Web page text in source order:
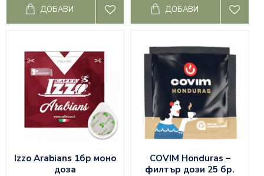
ДОБАВИ ДОБАВИ
Izzo Arabians 1бр моно
доза
COVIM Honduras –
филтър дози 25 бр.